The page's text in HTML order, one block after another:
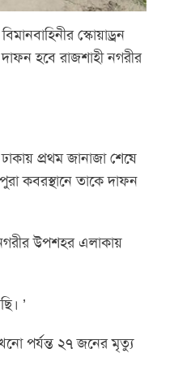
স্কোয়াড্রন
হবে রাজশাহী নগরীর
প্রথম জানাজা শেষে
কবরস্থানে তাকে দাফন
উপশহর এলাকায়
’
পর্যন্ত ২৭ জনের মৃত্যু